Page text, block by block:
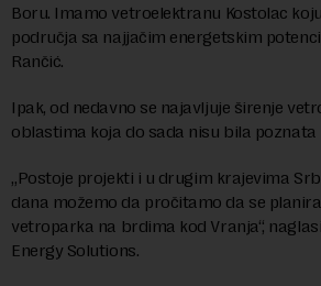
Boru. Imamo vetroelektranu Kostolac
područja sa najjačim energetskim
Rančić.
Ipak, od nedavno se najavljuje širenje
oblastima koja do sada nisu bila
„Postoje projekti i u drugim krajevima
dana možemo da pročitamo da se
vetroparka na brdima kod Vranja“,
Energy Solutions.